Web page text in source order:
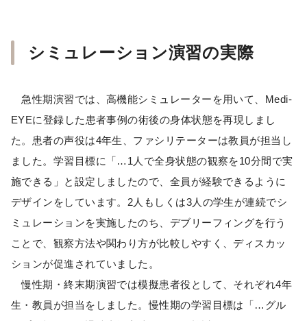
シミュレーション演習の実際
急性期演習では、高機能シミュレーターを用いて、Medi-
EYEに登録した患者事例の術後の身体状態を再現しまし
た。患者の声役は4年生、ファシリテーターは教員が担当し
ました。学習目標に「…1人で全身状態の観察を10分間で実
施できる」と設定しましたので、全員が経験できるように
デザインをしています。2人もしくは3人の学生が連続でシ
ミュレーションを実施したのち、デブリーフィングを行う
ことで、観察方法や関わり方が比較しやすく、ディスカッ
ションが促進されていました。
慢性期・終末期演習では模擬患者役として、それぞれ4年
生・教員が担当をしました。慢性期の学習目標は「…グル